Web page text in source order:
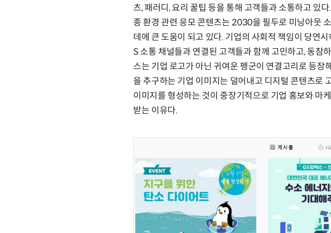
츠, 패러디, 요리 꿀팁 등을 통해 고객들과 소통하고 있
종 환경 관련 응모 콘텐츠는 2030을 필두로 미닝아웃
데에 큰 도움이 되고 있다. 기업의 사회적 책임이 당연
S 소통 채널들과 연결된 고객들과 함께 고민하고, 동참
스는 기업 로고가 아닌 귀여운 펭군이 연결고리로 등장
을 추구하는 기업 이미지는 덜어내고 디지털 콘텐츠로
이미지를 형성하는 것이 중장기적으로 기업 홍보와 마
받는 이유다.